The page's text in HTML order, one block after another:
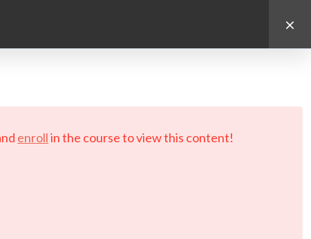
enrollin the course to view this content!